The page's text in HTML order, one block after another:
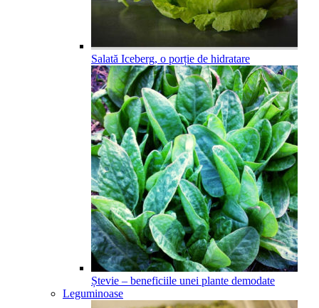
Salată Iceberg, o porție de hidratare
Ștevie – beneficiile unei plante demodate
Leguminoase